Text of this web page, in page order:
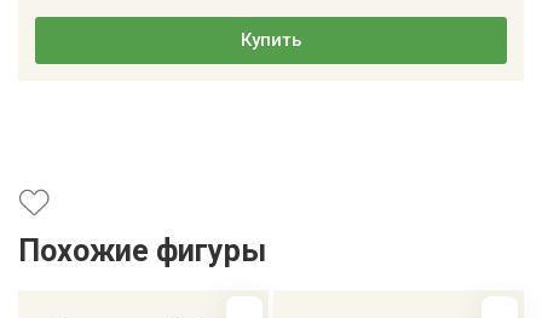
Купить
Похожие фигуры